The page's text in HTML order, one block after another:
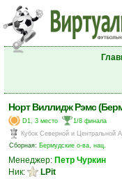
Норт Виллидж Рэмс
D1, 3 место
1/8 финала
Кубок Северной и Центральной
Сборная: Бермудские о-ва, нац.
Менеджер: Петр Чуркин
Ник:
LPit